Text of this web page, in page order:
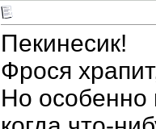
Пекинесик!
Фрося
Но особенно